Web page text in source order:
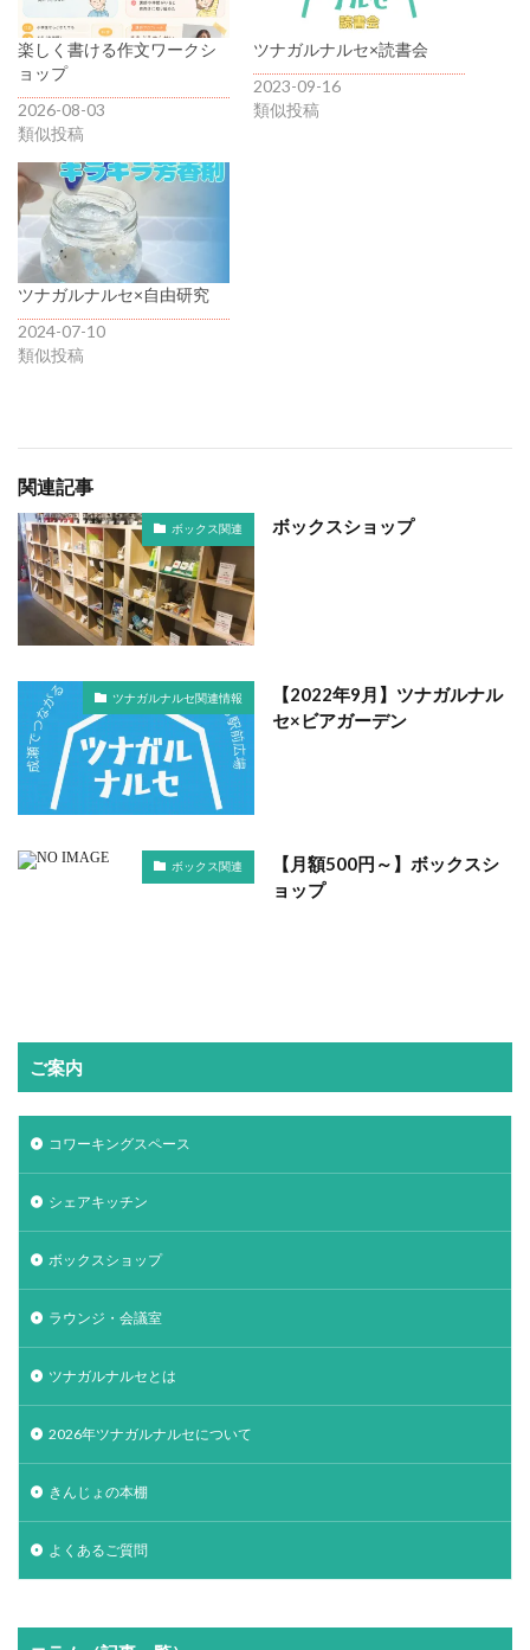
楽しく書ける作文ワークシ
ョップ
2026-08-03
類似投稿
ツナガルナルセ×読書会
2023-09-16
類似投稿
ツナガルナルセ×自由研究
2024-07-10
類似投稿
関連記事
ボックス関連 ボックスショップ
ツナガルナルセ関連情報
【2022年9月】ツナガルナル
セ×ビアガーデン
ボックス関連
【月額500円～】ボックスシ
ョップ
ご案内
コワーキングスペース
シェアキッチン
ボックスショップ
ラウンジ・会議室
ツナガルナルセとは
2026年ツナガルナルセについて
きんじょの本棚
よくあるご質問